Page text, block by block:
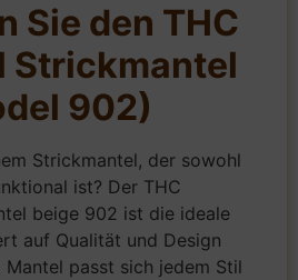
Sie den THC
Strickmantel
902)
Strickmantel, der sowohl
ist? Der THC
beige 902 ist die ideale
auf Qualität und Design
Mantel passt sich jedem Stil